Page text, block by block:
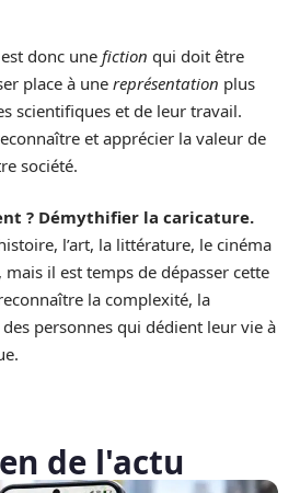
donc une fiction qui doit être
place à une représentation plus
scientifiques et de leur travail.
et apprécier la valeur de
société.
? Démythifier la caricature.
l’art, la littérature, le cinéma
il est temps de dépasser cette
la complexité, la
personnes qui dédient leur vie à
de l'actu